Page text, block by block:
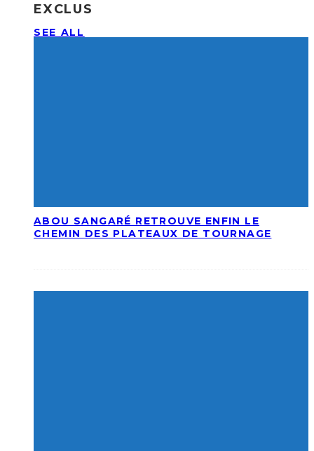
EXCLUS
SEE ALL
ABOU SANGARÉ RETROUVE ENFIN LE
CHEMIN DES PLATEAUX DE TOURNAGE